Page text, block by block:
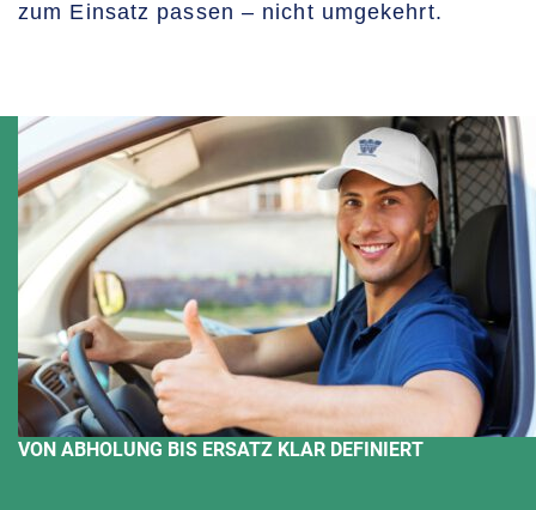
zum Einsatz passen – nicht umgekehrt.
VON ABHOLUNG BIS ERSATZ KLAR DEFINIERT